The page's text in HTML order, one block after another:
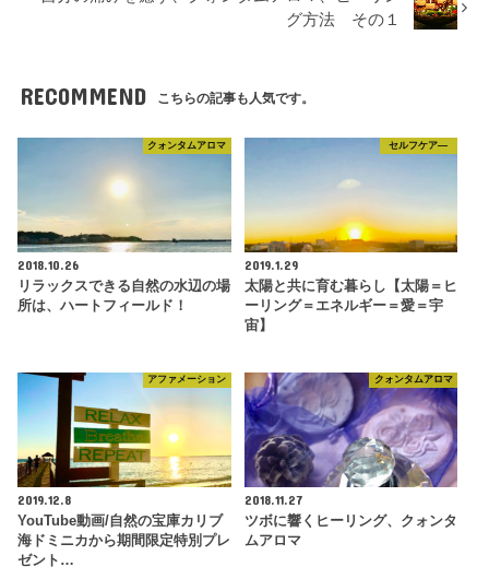
グ方法 その１
RECOMMEND こちらの記事も人気です。
クォンタムアロマ
2018.10.26
リラックスできる自然の水辺の場
所は、ハートフィールド！
セルフケア―
2019.1.29
太陽と共に育む暮らし【太陽＝ヒ
ーリング＝エネルギー＝愛＝宇
宙】
アファメーション
2019.12.8
YouTube動画/自然の宝庫カリブ
海ドミニカから期間限定特別プレ
ゼント…
クォンタムアロマ
2018.11.27
ツボに響くヒーリング、クォンタ
ムアロマ